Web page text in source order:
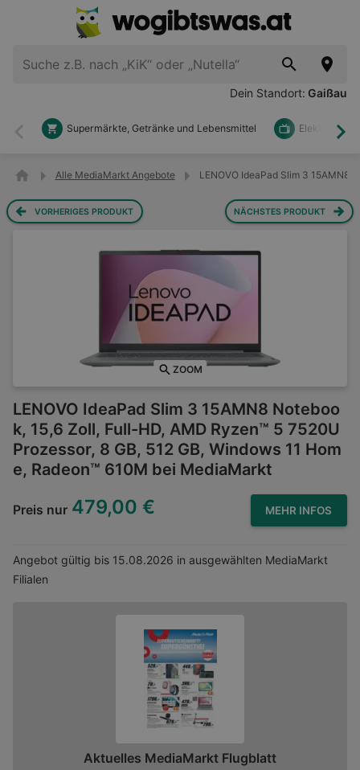
Dein Standort: Gaißau
Zurück
Supermärkte, Getränke und Lebensmittel Elektronik
Alle MediaMarkt Angebote LENOVO IdeaPad Slim 3 15AMN8
VORHERIGES PRODUKT NÄCHSTES PRODUKT
ZOOM
LENOVO IdeaPad Slim 3 15AMN8 Noteboo
k, 15,6 Zoll, Full-HD, AMD Ryzen™ 5 7520U
Prozessor, 8 GB, 512 GB, Windows 11 Hom
e, Radeon™ 610M bei MediaMarkt
Preis nur 479,00 € MEHR INFOS
Angebot gültig bis 15.08.2026 in ausgewählten MediaMarkt
Filialen
Aktuelles MediaMarkt Flugblatt